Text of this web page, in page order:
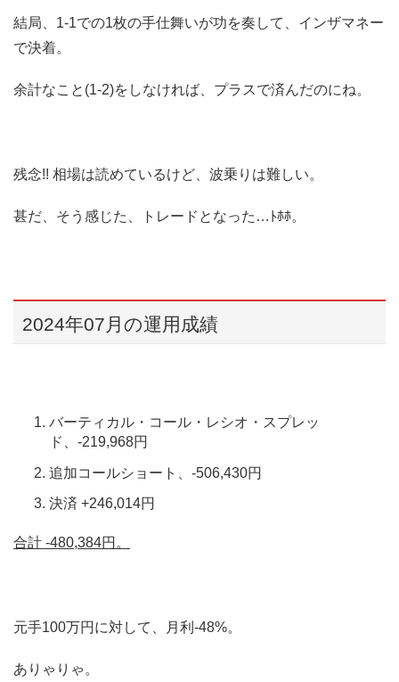
結局、1-1での1枚の手仕舞いが功を奏して、インザマネー
で決着。
余計なこと(1-2)をしなければ、プラスで済んだのにね。
残念!! 相場は読めているけど、波乗りは難しい。
甚だ、そう感じた、トレードとなった…ﾄﾎﾎ。
2024年07月の運用成績
バーティカル・コール・レシオ・スプレッ
ド、-219,968円
追加コールショート、-506,430円
決済 +246,014円
合計 -480,384円。
元手100万円に対して、月利-48%。
ありゃりゃ。